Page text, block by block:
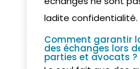
ladite confidentialité.
Comment garantir
des échanges lors
parties et avocats ?